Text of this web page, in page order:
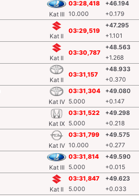
Kat III
03:28,418
10.000
+46.194
+0.179
Kat II
03:29,519
+47.295
+1.101
Kat II
03:30,787
+48.563
+1.268
Kat II
03:31,157
+48.933
+0.370
Kat IV
03:31,304
5.000
+49.080
+0.147
Kat IX
03:31,522
5.000
+49.298
+0.218
Kat IV
03:31,799
10.000
+49.575
+0.277
Kat III
03:31,814
5.000
+49.590
+0.015
Kat II
03:31,847
5.000
+49.623
+0.033